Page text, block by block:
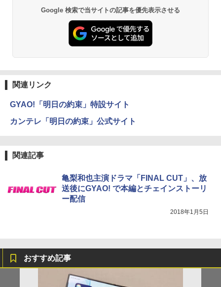
Google 検索で当サイトの記事を優先表示させる
関連リンク
GYAO!「明日の約束」特設サイト
カンテレ「明日の約束」公式サイト
関連記事
亀梨和也主演ドラマ「FINAL CUT」、放
送後にGYAO! で本編とチェインストーリ
ー配信
2018年1月5日
おすすめ記事